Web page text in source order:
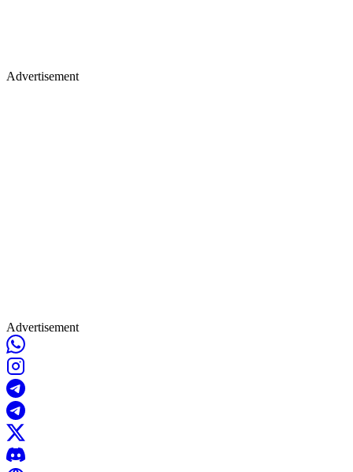
Advertisement
Advertisement